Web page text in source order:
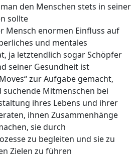
den Menschen stets in seiner
sollte
Mensch enormen Einfluss auf
und mentales
ja letztendlich sogar Schöpfer
seiner Gesundheit ist
zur Aufgabe gemacht,
Mitmenschen bei
ihres Lebens und ihrer
ihnen Zusammenhänge
sie durch
zu begleiten und sie zu
Zielen zu führen